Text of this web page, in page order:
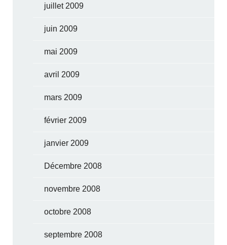
juillet 2009
juin 2009
mai 2009
avril 2009
mars 2009
février 2009
janvier 2009
Décembre 2008
novembre 2008
octobre 2008
septembre 2008